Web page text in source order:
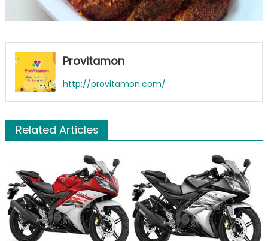
utama
Provitamon
http://provitamon.com/
Related Articles